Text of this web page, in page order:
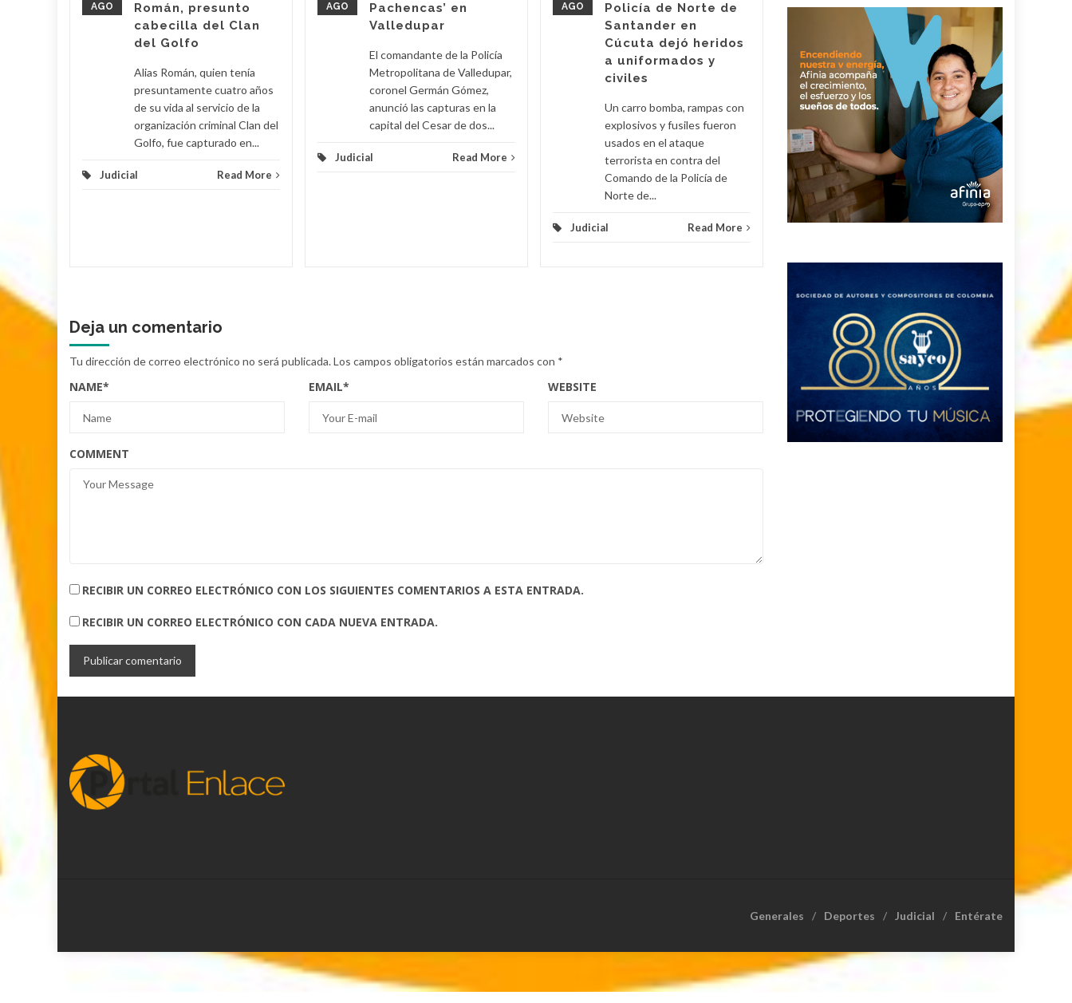
AGO
Román, presunto
cabecilla del Clan
del Golfo
Alias Román, quien tenía
presuntamente cuatro años
de su vida al servicio de la
organización criminal Clan del
Golfo, fue capturado en...
Judicial Read More
AGO
Pachencas’ en
Valledupar
El comandante de la Policía
Metropolitana de Valledupar,
coronel Germán Gómez,
anunció las capturas en la
capital del Cesar de dos...
Judicial Read More
AGO
Policía de Norte de
Santander en
Cúcuta dejó heridos
a uniformados y
civiles
Un carro bomba, rampas con
explosivos y fusiles fueron
usados en el ataque
terrorista en contra del
Comando de la Policía de
Norte de...
Judicial Read More
control de garantías legalizó
la captura de Deimer José
Acosta Torregrosa, quien
debe afrontar un proceso...
Judicial Read More
Deja un comentario
Tu dirección de correo electrónico no será publicada.Los campos obligatorios están marcados con *
NAME* EMAIL* WEBSITE
COMMENT
RECIBIR UN CORREO ELECTRÓNICO CON LOS SIGUIENTES COMENTARIOS A ESTA ENTRADA.
RECIBIR UN CORREO ELECTRÓNICO CON CADA NUEVA ENTRADA.
Generales Deportes Judicial Entérate